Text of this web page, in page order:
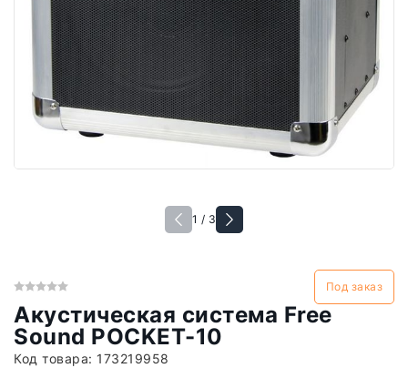
1 / 3
Под заказ
Акустическая система Free
Sound POCKET-10
Код товара: 173219958